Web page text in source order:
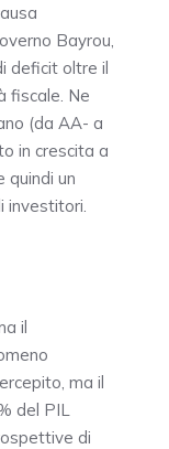
Bayrou,
deficit oltre il
fiscale. Ne
(da AA- a
in crescita a
quindi un
investitori.
il
ma il
del PIL
di